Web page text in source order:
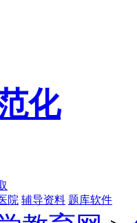
化
院 辅导资料 题库软件